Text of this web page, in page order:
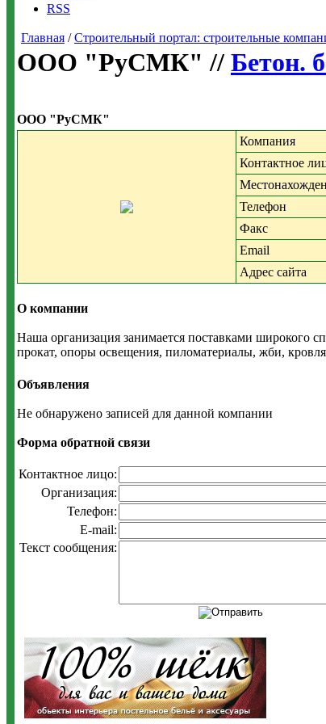
RSS
Главная /Строительный портал: строительные
ООО "РуСМК" // Бетон.
ООО "РуСМК"
Компания
Контактное
Телефон
Факс
Email
Адрес сайта
О компании
Наша организация занимается поставками широкого
прокат, опоры освещения, пиломатериалы, жби,
Объявления
Не обнаружено записей для данной компании
Форма обратной связи
Контактное лицо:
Организация:
Телефон:
E-mail:
Текст сообщения: